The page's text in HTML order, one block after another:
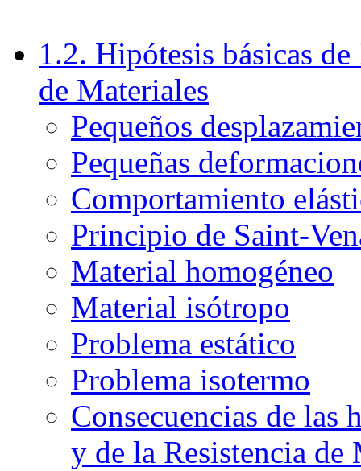
1.2. Hipótesis básicas
de Materiales
Pequeños
Pequeñas
Comportamiento
Principio de Saint-
Material homogéneo
Material isótropo
Problema estático
Problema isotermo
Consecuencias de las
y de la Resistencia de